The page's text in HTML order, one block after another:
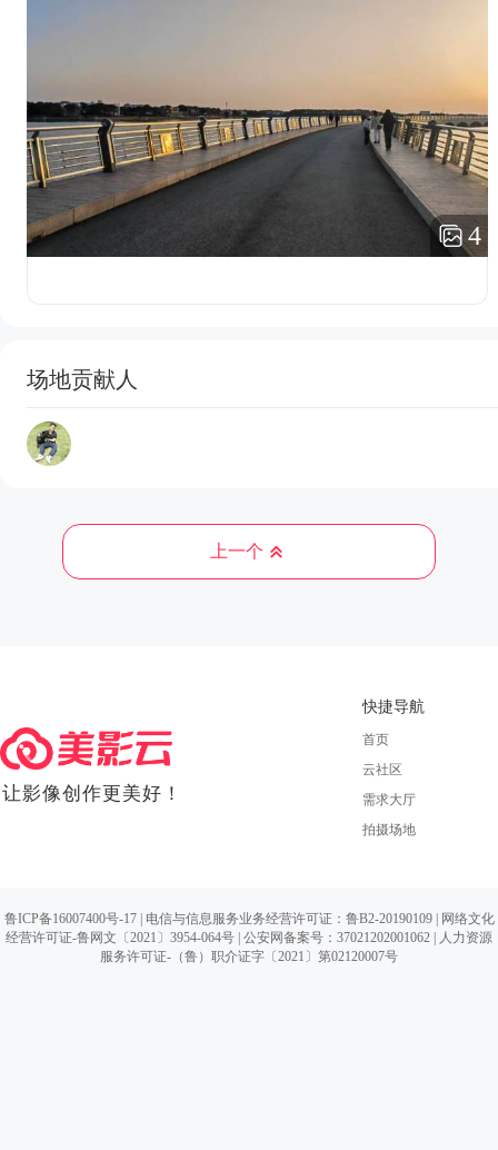
4
场地贡献人
上一个
让影像创作更美好！
快捷导航
首页
云社区
需求大厅
拍摄场地
鲁ICP备16007400号-17| 电信与信息服务业务经营许可证：鲁B2-20190109 |
网络文化
经营许可证-鲁网文〔2021〕3954-064号 公安网备案号：37021202001062 | 人力资源
服务许可证-（鲁）职介证字〔2021〕第02120007号